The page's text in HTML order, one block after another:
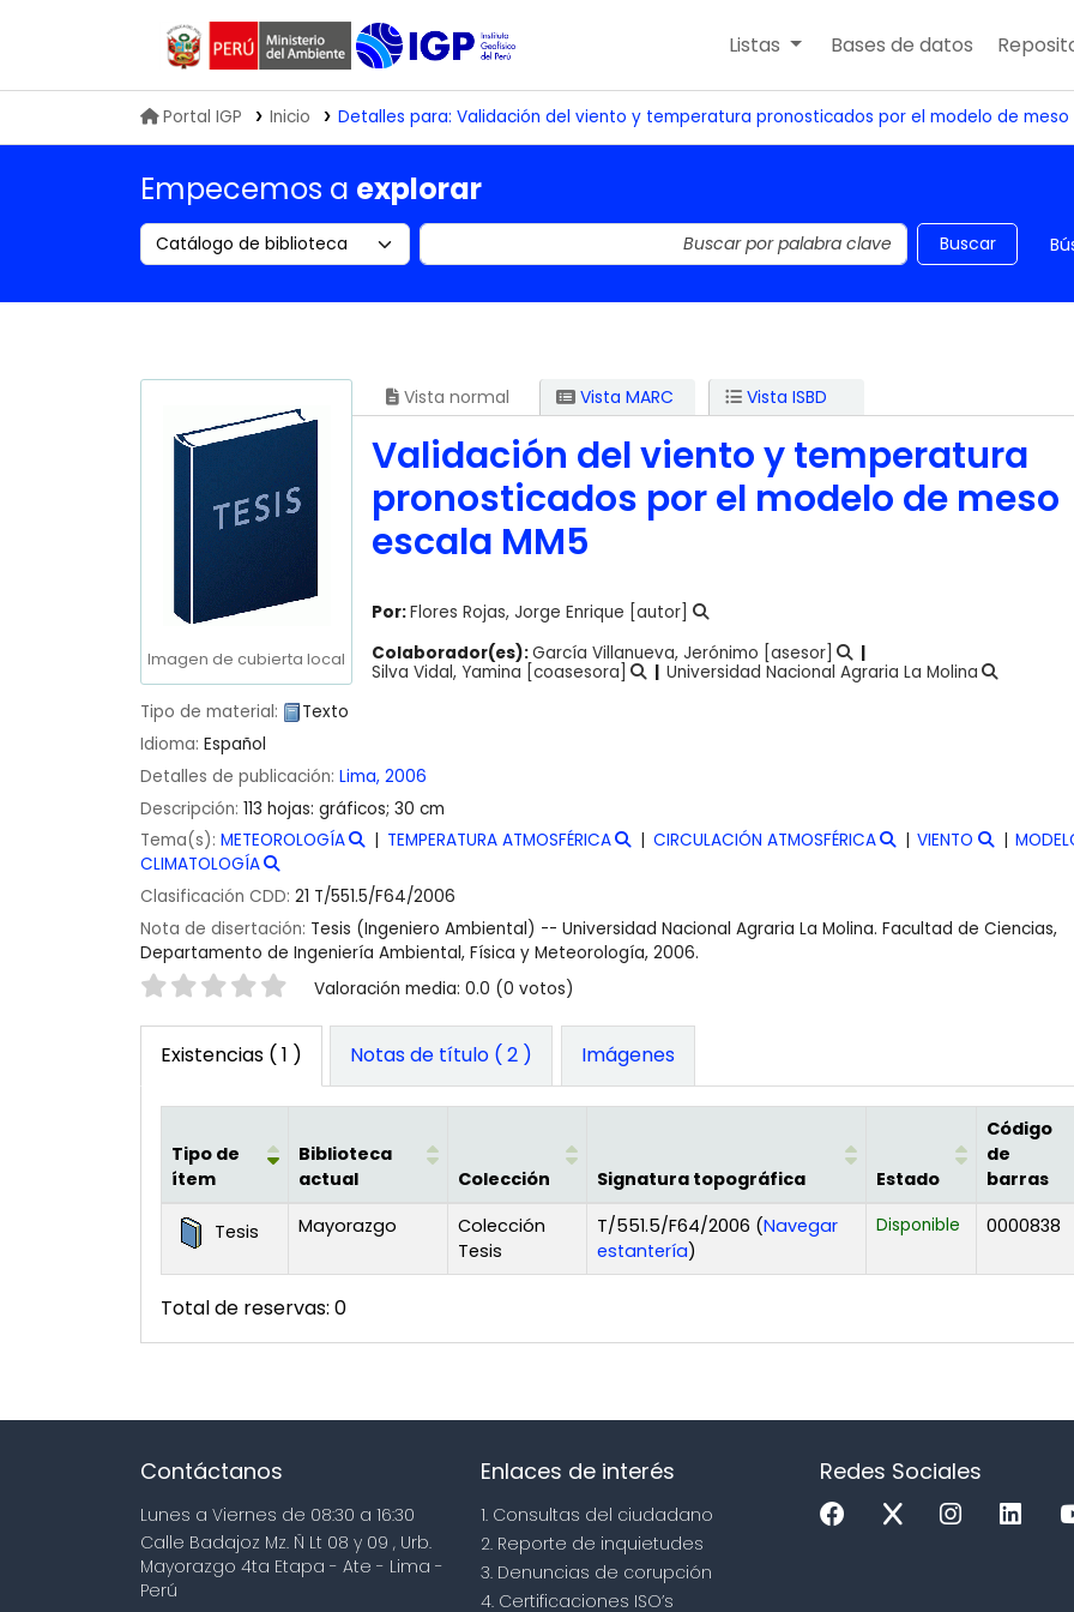
Biblioteca IGP
Listas Bases de datos
Portal IGP Inicio Detalles para: Validación del viento y temperatura pronosticados por el modelo de meso
Empecemos a explorar
Search the catalog by: Buscar en el catálogo por palabra clave Buscar
Imagen de cubierta local
Vista normal Vista MARC Vista ISBD
Validación del viento y temperatura
pronosticados por el modelo de meso
escala MM5
Por:Flores Rojas, Jorge Enrique [autor]
Colaborador(es):García Villanueva, Jerónimo [asesor]
Silva Vidal, Yamina [coasesora]
Universidad Nacional Agraria La Molina
Tipo de material:
Texto
Idioma: Español
Detalles de publicación: Lima, 2006
Descripción: 113 hojas: gráficos; 30 cm
Tema(s): METEOROLOGÍA TEMPERATURA ATMOSFÉRICA CIRCULACIÓN ATMOSFÉRICA VIENTO
CLIMATOLOGÍA
Clasificación CDD: 21 T/551.5/F64/2006
Nota de disertación: Tesis (Ingeniero Ambiental) -- Universidad Nacional Agraria La Molina. Facultad de Ciencias,
Departamento de Ingeniería Ambiental, Física y Meteorología, 2006.
Valoración Valoración media: 0.0 (0 votos)
Existencias ( 1 ) Notas de título ( 2 ) Imágenes
Existencias
Tipo de
ítem
Biblioteca
actual
Colección Signatura topográfica Estado
Código
de
barras
Tesis Mayorazgo
Colección
Tesis
T/551.5/F64/2006 (Navegar
estantería(Abre debajo)
)
Disponible 0000838
Total de reservas: 0
Contáctanos
Lunes a Viernes de 08:30 a 16:30
Calle Badajoz Mz. Ñ Lt 08 y 09 , Urb.
Mayorazgo 4ta Etapa - Ate - Lima -
Perú
Enlaces de interés
1. Consultas del ciudadano
2. Reporte de inquietudes
3. Denuncias de corupción
4. Certificaciones ISO’s
Redes Sociales